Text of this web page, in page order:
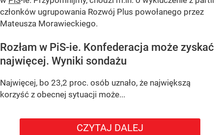
członków ugrupowania Rozwój Plus powołanego przez
Mateusza Morawieckiego.
Rozłam w PiS-ie. Konfederacja może zyskać
najwięcej. Wyniki sondażu
Najwięcej, bo 23,2 proc. osób uznało, że największą
korzyść z obecnej sytuacji może...
CZYTAJ DALEJ